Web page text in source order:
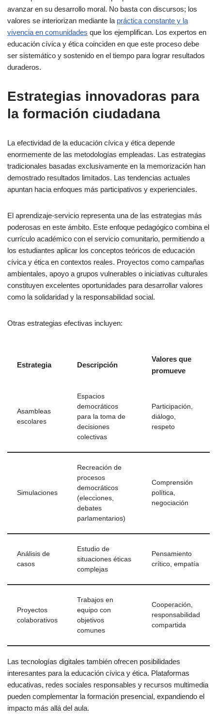
avanzar en su desarrollo moral. No basta con discursos; los
valores se interiorizan mediante la práctica constante y la
vivencia en comunidades que los ejemplifican. Los expertos en
educación cívica y ética coinciden en que este proceso debe
ser sistemático y sostenido en el tiempo para lograr resultados
duraderos.
Estrategias innovadoras para
la formación ciudadana
La efectividad de la educación cívica y ética depende
enormemente de las metodologías empleadas. Las estrategias
tradicionales basadas exclusivamente en la memorización han
demostrado resultados limitados. Las tendencias actuales
apuntan hacia enfoques más participativos y experienciales.
El aprendizaje-servicio representa una de las estrategias más
poderosas en este ámbito. Este enfoque pedagógico combina el
currículo académico con el servicio comunitario, permitiendo a
los estudiantes aplicar los conceptos teóricos de educación
cívica y ética en contextos reales. Proyectos como campañas
ambientales, apoyo a grupos vulnerables o iniciativas culturales
constituyen excelentes oportunidades para desarrollar valores
como la solidaridad y la responsabilidad social.
Otras estrategias efectivas incluyen:
Estrategia Descripción
Valores que
promueve
Asambleas
escolares
Espacios
democráticos
para la toma de
decisiones
colectivas
Participación,
diálogo,
respeto
Simulaciones
Recreación de
procesos
democráticos
(elecciones,
debates
parlamentarios)
Comprensión
política,
negociación
Análisis de
casos
Estudio de
situaciones éticas
complejas
Pensamiento
crítico, empatía
Proyectos
colaborativos
Trabajos en
equipo con
objetivos
comunes
Cooperación,
responsabilidad
compartida
Las tecnologías digitales también ofrecen posibilidades
interesantes para la educación cívica y ética. Plataformas
educativas, redes sociales responsables y recursos multimedia
pueden complementar la formación presencial, expandiendo el
impacto más allá del aula.